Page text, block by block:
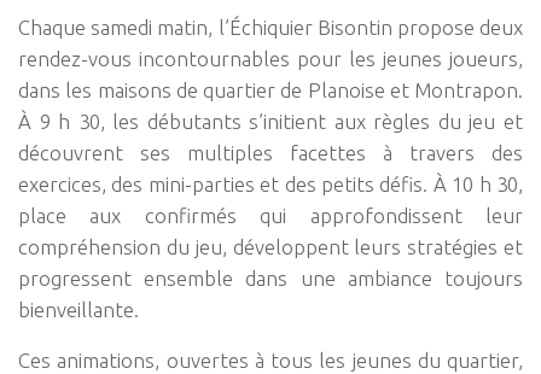
Chaque samedi matin, l’Échiquier Bisontin propose deux
rendez-vous incontournables pour les jeunes joueurs,
dans les maisons de quartier de Planoise et Montrapon.
À 9 h 30, les débutants s’initient aux règles du jeu et
découvrent ses multiples facettes à travers des
exercices, des mini-parties et des petits défis. À 10 h 30,
place aux confirmés qui approfondissent leur
compréhension du jeu, développent leurs stratégies et
progressent ensemble dans une ambiance toujours
bienveillante.
Ces animations, ouvertes à tous les jeunes du quartier,